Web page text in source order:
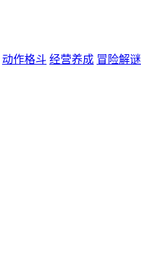
动作格斗 经营养成 冒险解谜